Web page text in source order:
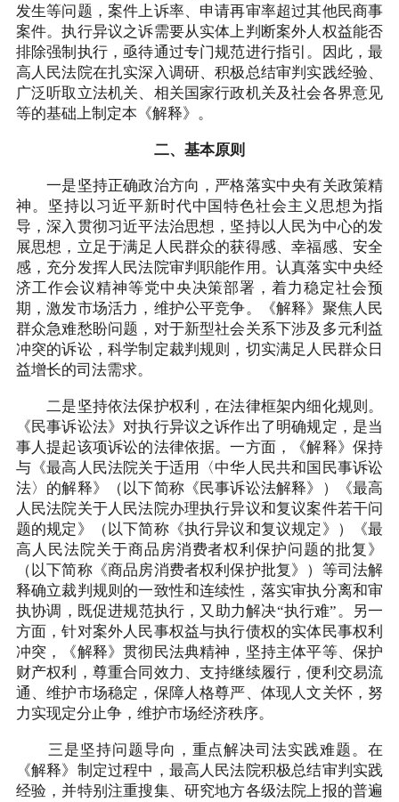
发生等问题，案件上诉率、申请再审率超过其他民商事
案件。执行异议之诉需要从实体上判断案外人权益能否
排除强制执行，亟待通过专门规范进行指引。因此，最
高人民法院在扎实深入调研、积极总结审判实践经验、
广泛听取立法机关、相关国家行政机关及社会各界意见
等的基础上制定本《解释》。
二、基本原则
一是坚持正确政治方向，严格落实中央有关政策精
神。坚持以习近平新时代中国特色社会主义思想为指
导，深入贯彻习近平法治思想，坚持以人民为中心的发
展思想，立足于满足人民群众的获得感、幸福感、安全
感，充分发挥人民法院审判职能作用。认真落实中央经
济工作会议精神等党中央决策部署，着力稳定社会预
期，激发市场活力，维护公平竞争。《解释》聚焦人民
群众急难愁盼问题，对于新型社会关系下涉及多元利益
冲突的诉讼，科学制定裁判规则，切实满足人民群众日
益增长的司法需求。
二是坚持依法保护权利，在法律框架内细化规则。
《民事诉讼法》对执行异议之诉作出了明确规定，是当
事人提起该项诉讼的法律依据。一方面，《解释》保持
与《最高人民法院关于适用〈中华人民共和国民事诉讼
法〉的解释》（以下简称《民事诉讼法解释》）《最高
人民法院关于人民法院办理执行异议和复议案件若干问
题的规定》（以下简称《执行异议和复议规定》）《最
高人民法院关于商品房消费者权利保护问题的批复》
（以下简称《商品房消费者权利保护批复》）等司法解
释确立裁判规则的一致性和连续性，落实审执分离和审
执协调，既促进规范执行，又助力解决“执行难”。另一
方面，针对案外人民事权益与执行债权的实体民事权利
冲突，《解释》贯彻民法典精神，坚持主体平等、保护
财产权利，尊重合同效力、支持继续履行，便利交易流
通、维护市场稳定，保障人格尊严、体现人文关怀，努
力实现定分止争，维护市场经济秩序。
三是坚持问题导向，重点解决司法实践难题。在
《解释》制定过程中，最高人民法院积极总结审判实践
经验，并特别注重搜集、研究地方各级法院上报的普遍